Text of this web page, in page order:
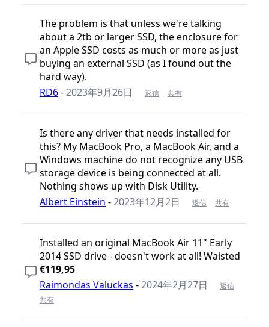
The problem is that unless we're talking
about a 2tb or larger SSD, the enclosure for
an Apple SSD costs as much or more as just
buying an external SSD (as I found out the
hard way).
RD6-2023年9月26日 返信 共有
Is there any driver that needs installed for
this? My MacBook Pro, a MacBook Air, and a
Windows machine do not recognize any USB
storage device is being connected at all.
Nothing shows up with Disk Utility.
Albert Einstein -2023年12月2日 返信 共有
Installed an original MacBook Air 11" Early
2014 SSD drive - doesn't work at all! Waisted
€119,95
Raimondas Valuckas -2024年2月27日
返信
共有